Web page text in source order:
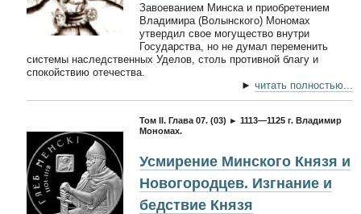
Завоеванием Минска и приобретением
Владимира (Волынского) Мономах
утвердил свое могущество внутри
Государства, но не думал переменить
системы наследственных Уделов, столь противной благу и
спокойствию отечества.
► читать полностью...
Том II. Глава 07. (03) ► 1113—1125 г. Владимир
Мономах.
Усмирение Минского Князя и
Новогородцев. Изгнание и
бедствие Князя